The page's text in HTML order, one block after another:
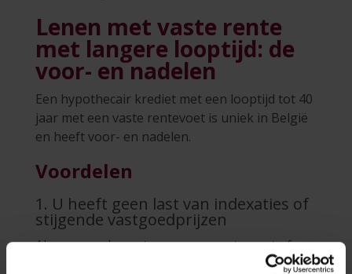
Lenen met vaste rente
met langere looptijd: de
voor- en nadelen
Een hypothecair krediet met een looptijd tot 40
jaar met een vaste rentevoet is uniek in België
en heeft voor- en nadelen.
Voordelen
1. U heeft geen last van indexaties of
stijgende vastgoedprijzen
Als u ervan droomt om een appartement of
huis te kopen en de immowebsites in de gaten